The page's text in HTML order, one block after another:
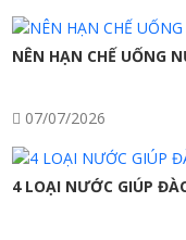
NÊN HẠN CHẾ UỐNG
07/07/2026
4 LOẠI NƯỚC GIÚP